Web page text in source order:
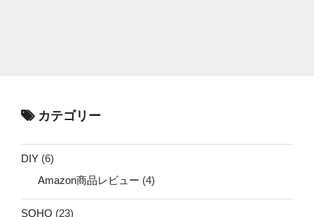
カテゴリー
DIY (6)
Amazon商品レビュー (4)
SOHO (23)